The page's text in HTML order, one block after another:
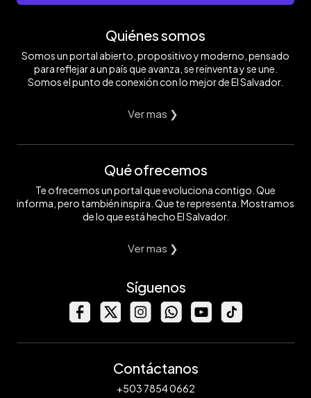
Quiénes somos
Somos un portal abierto, propositivo y moderno, pensado
para reflejar a un país que avanza, se reinventa y se une.
Somos el punto de conexión con lo mejor de El Salvador.
Ver mas ❯
Qué ofrecemos
Te ofrecemos un portal que evoluciona contigo. Que
informa, pero también inspira. Que te representa. Mostramos
de lo que está hecho El Salvador.
Ver mas ❯
Síguenos
Contáctanos
+503 7854 0662